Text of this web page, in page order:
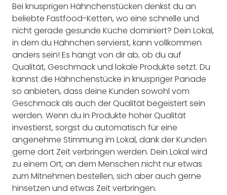
Bei knusprigen Hähnchenstücken denkst du an
beliebte Fastfood-Ketten, wo eine schnelle und
nicht gerade gesunde Küche dominiert? Dein Lokal,
in dem du Hähnchen servierst, kann vollkommen
anders sein! Es hängt von dir ab, ob du auf
Qualität, Geschmack und lokale Produkte setzt. Du
kannst die Hähnchenstücke in knuspriger Panade
so anbieten, dass deine Kunden sowohl vom
Geschmack als auch der Qualität begeistert sein
werden. Wenn du in Produkte hoher Qualität
investierst, sorgst du automatisch für eine
angenehme Stimmung im Lokal, dank der Kunden
gerne dort Zeit verbringen werden. Dein Lokal wird
zu einem Ort, an dem Menschen nicht nur etwas
zum Mitnehmen bestellen, sich aber auch gerne
hinsetzen und etwas Zeit verbringen.